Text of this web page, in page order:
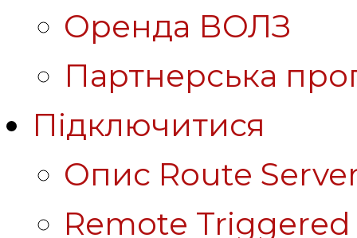
Оренда ВОЛЗ
Партнерська
Підключитися
Опис Route
Remote